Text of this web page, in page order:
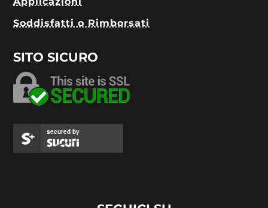
Soddisfatti o Rimborsati
SITO SICURO
secured by